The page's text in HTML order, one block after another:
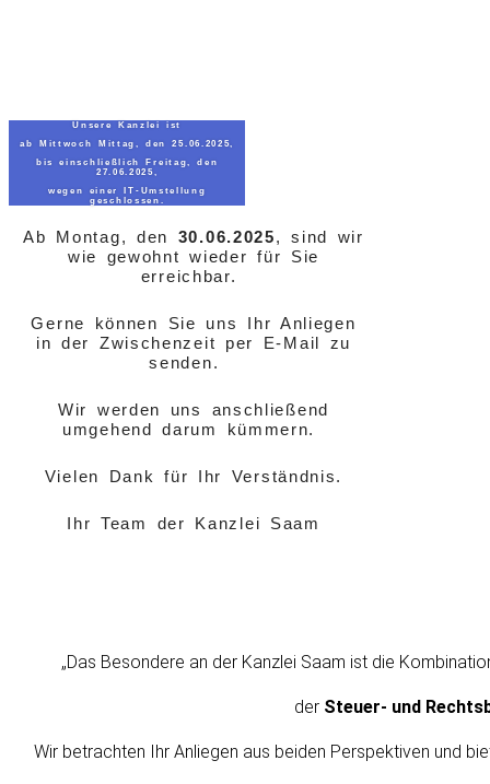
Unsere Kanzlei ist
ab Mittwoch Mittag, den 25.06.2025,
bis einschließlich Freitag, den
27.06.2025,
wegen einer IT-Umstellung
geschlossen.
Ab Montag, den 30.06.2025, sind wir
wie gewohnt wieder für Sie
erreichbar.
Gerne können Sie uns Ihr Anliegen
in der Zwischenzeit per E-Mail zu
senden.
Wir werden uns anschließend
umgehend darum kümmern.
Vielen Dank für Ihr Verständnis.
Ihr Team der Kanzlei Saam
„Das Besondere an der Kanzlei Saam ist die
der Steuer- und
Wir betrachten Ihr Anliegen aus beiden Perspektiven und